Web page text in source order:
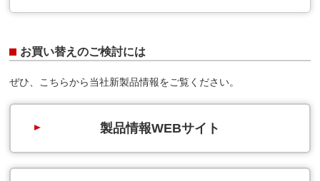
お買い替えのご検討には
ぜひ、こちらから当社新製品情報をご覧ください。
製品情報WEBサイト